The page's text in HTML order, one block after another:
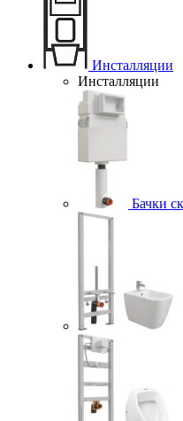
Инсталляции
Инсталляции
Бачки